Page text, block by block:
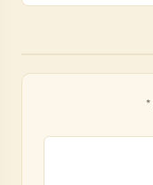
*